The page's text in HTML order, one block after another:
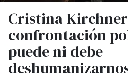
Cristina
confrontación
puede ni debe